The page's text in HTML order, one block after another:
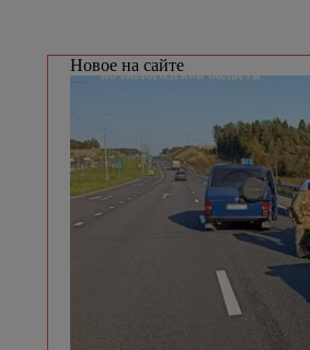
Новое на сайте